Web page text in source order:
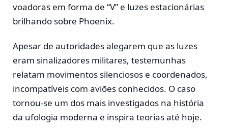
voadoras em forma de “V” e luzes estacionárias
brilhando sobre Phoenix.
Apesar de autoridades alegarem que as luzes
eram sinalizadores militares, testemunhas
relatam movimentos silenciosos e coordenados,
incompatíveis com aviões conhecidos. O caso
tornou-se um dos mais investigados na história
da ufologia moderna e inspira teorias até hoje.